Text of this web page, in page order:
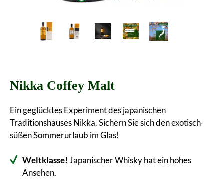
Nikka Coffey Malt
Ein geglücktes Experiment des japanischen
Traditionshauses Nikka. Sichern Sie sich den exotisch-
süßen Sommerurlaub im Glas!
Weltklasse! Japanischer Whisky hat ein hohes
Ansehen.